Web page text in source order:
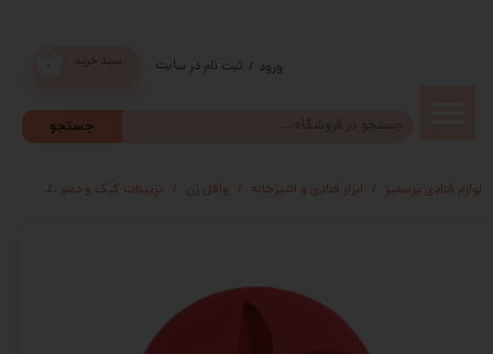
جستجو
سبد خرید ورود / ثبت نام در سایت
سفارشات
لوازم قنادی پرستیژ ابزار قنادی و اشپزخانه وافل زن تزیینات کیک و دسر